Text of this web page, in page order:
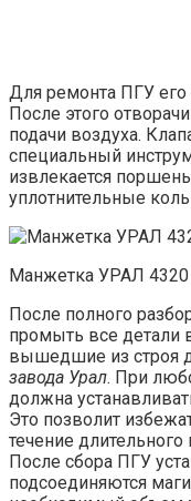
Для ремонта ПГУ его
После этого
подачи воздуха.
специальный
извлекается
уплотнительные
Манжетка УРАЛ 4320
После полного
промыть все детали
вышедшие из строя
завода Урал. При
должна
Это позволит
течение длительного
После сбора ПГУ
подсоединяются